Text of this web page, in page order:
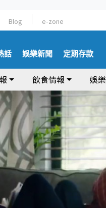
Blog e-zone
話 娛樂新聞 定期存款
飲食情報 娛樂